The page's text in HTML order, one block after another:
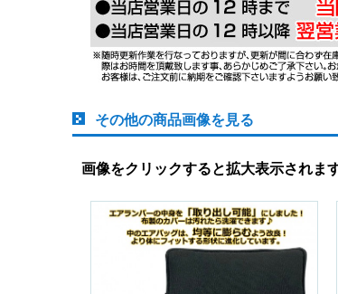
その他の商品画像を見る
画像をクリックすると拡大表示されます